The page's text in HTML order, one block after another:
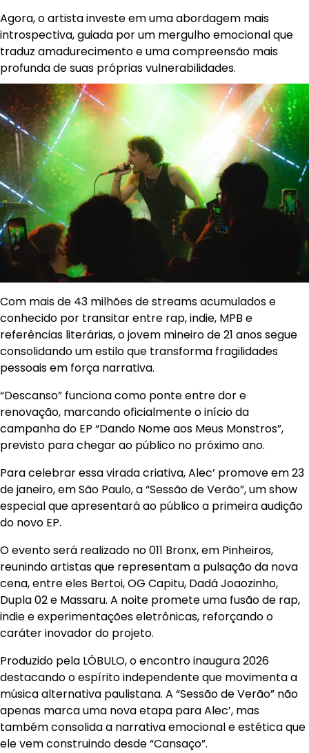
Agora, o artista investe em uma abordagem mais
introspectiva, guiada por um mergulho emocional que
traduz amadurecimento e uma compreensão mais
profunda de suas próprias vulnerabilidades.
Com mais de 43 milhões de streams acumulados e
conhecido por transitar entre rap, indie, MPB e
referências literárias, o jovem mineiro de 21 anos segue
consolidando um estilo que transforma fragilidades
pessoais em força narrativa.
“Descanso” funciona como ponte entre dor e
renovação, marcando oficialmente o início da
campanha do EP “Dando Nome aos Meus Monstros”,
previsto para chegar ao público no próximo ano.
Para celebrar essa virada criativa, Alec’ promove em 23
de janeiro, em São Paulo, a “Sessão de Verão”, um show
especial que apresentará ao público a primeira audição
do novo EP.
O evento será realizado no 011 Bronx, em Pinheiros,
reunindo artistas que representam a pulsação da nova
cena, entre eles Bertoi, OG Capitu, Dadá Joaozinho,
Dupla 02 e Massaru. A noite promete uma fusão de rap,
indie e experimentações eletrônicas, reforçando o
caráter inovador do projeto.
Produzido pela LÓBULO, o encontro inaugura 2026
destacando o espírito independente que movimenta a
música alternativa paulistana. A “Sessão de Verão” não
apenas marca uma nova etapa para Alec’, mas
também consolida a narrativa emocional e estética que
ele vem construindo desde “Cansaço”.